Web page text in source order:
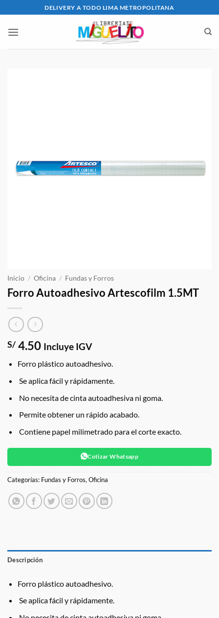
al
contenido
DELIVERY A TODO LIMA METROPOLITANA
Inicio / Oficina / Fundas y Forros
Forro Autoadhesivo Artescofilm 1.5MT
S/ 4.50 Incluye IGV
Forro plástico autoadhesivo.
Se aplica fácil y rápidamente.
No necesita de cinta autoadhesiva ni goma.
Permite obtener un rápido acabado.
Contiene papel milimetrado para el corte exacto.
Cotizar Whatsapp
Categorías: Fundas y Forros, Oficina
Descripción
Forro plástico autoadhesivo.
Se aplica fácil y rápidamente.